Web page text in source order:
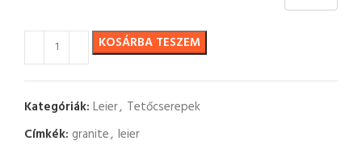
KOSÁRBA TESZEM
Kategóriák: Leier, Tetőcserepek
Címkék: granite, leier